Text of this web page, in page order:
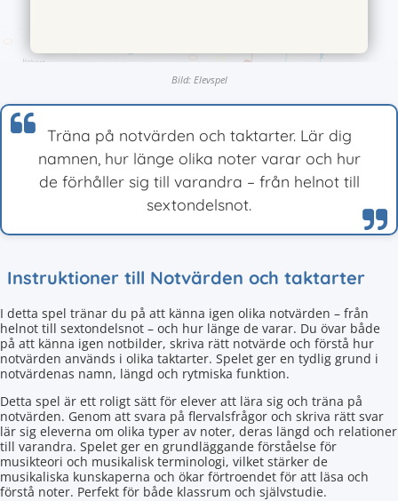
Bild: Elevspel
Träna på notvärden och taktarter. Lär dig
namnen, hur länge olika noter varar och hur
de förhåller sig till varandra – från helnot till
sextondelsnot.
Instruktioner till Notvärden och taktarter
I detta spel tränar du på att känna igen olika notvärden – från
helnot till sextondelsnot – och hur länge de varar. Du övar både
på att känna igen notbilder, skriva rätt notvärde och förstå hur
notvärden används i olika taktarter. Spelet ger en tydlig grund i
notvärdenas namn, längd och rytmiska funktion.
Detta spel är ett roligt sätt för elever att lära sig och träna på
notvärden. Genom att svara på flervalsfrågor och skriva rätt svar
lär sig eleverna om olika typer av noter, deras längd och relationer
till varandra. Spelet ger en grundläggande förståelse för
musikteori och musikalisk terminologi, vilket stärker de
musikaliska kunskaperna och ökar förtroendet för att läsa och
förstå noter. Perfekt för både klassrum och självstudie.